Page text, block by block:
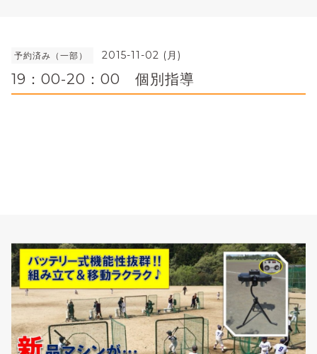
予約済み（一部） 2015-11-02 (月)
19：00-20：00 個別指導